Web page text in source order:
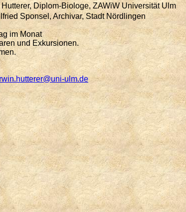
Hutterer, Diplom-Biologe, ZAWiW Universität Ulm
Sponsel, Archivar, Stadt Nördlingen
im Monat
und Exkursionen.
ulm.de